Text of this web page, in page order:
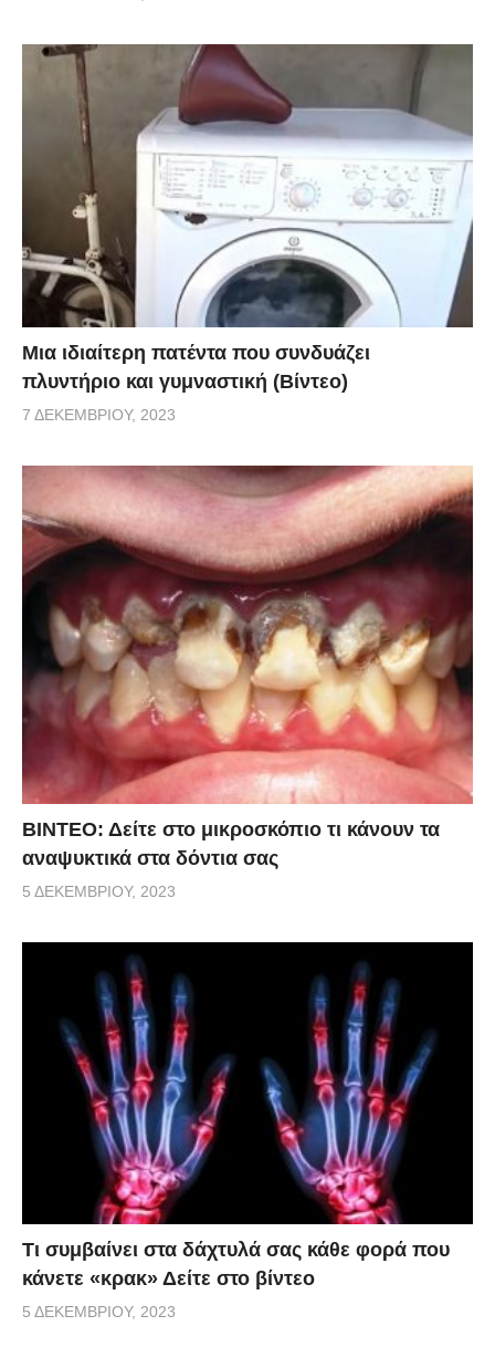
Μια ιδιαίτερη πατέντα που συνδυάζει
πλυντήριο και γυμναστική (Βίντεο)
7 ΔΕΚΕΜΒΡΊΟΥ, 2023
ΒΙΝΤΕΟ: Δείτε στο μικροσκόπιο τι κάνουν τα
αναψυκτικά στα δόντια σας
5 ΔΕΚΕΜΒΡΊΟΥ, 2023
Τι συμβαίνει στα δάχτυλά σας κάθε φορά που
κάνετε «κρακ» Δείτε στο βίντεο
5 ΔΕΚΕΜΒΡΊΟΥ, 2023